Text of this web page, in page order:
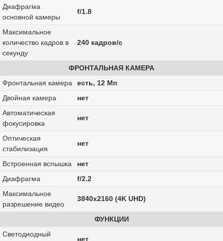
Диафрагма
основной камеры
f/1.8
Максимальное
количество кадров в
секунду
240 кадров/с
ФРОНТАЛЬНАЯ КАМЕРА
Фронтальная камера
есть, 12 Мп
Двойная камера
нет
Автоматическая
фокусировка
нет
Оптическая
стабилизация
нет
Встроенная вспышка
нет
Диафрагма
f/2.2
Максимальное
разрешение видео
3840x2160 (4K UHD)
ФУНКЦИИ
Светодиодный
нет